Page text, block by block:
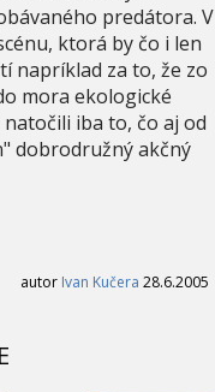
predátora. V
ktorá by čo i len
napríklad za to, že zo
mora ekologické
iba to, čo aj od
dobrodružný akčný
autor Ivan Kučera 28.6.2005